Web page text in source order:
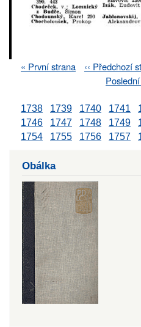
First
« První strana
Previous
‹‹ Předchozí
Last
1738 1739 1740 1741
1746
1747 1748 1749
1754
1755 1756 1757
Obálka